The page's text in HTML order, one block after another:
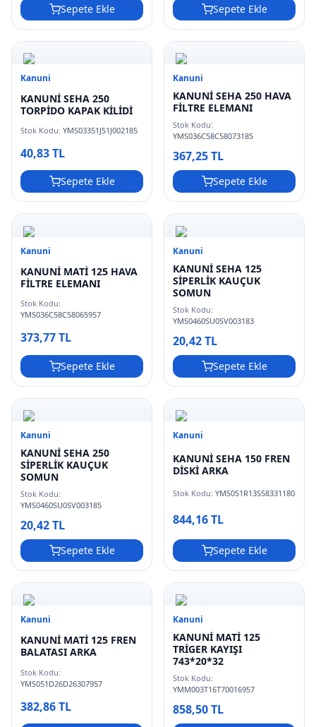
Sepete Ekle Sepete Ekle
Kanuni
KANUNİ SEHA 250
TORPİDO KAPAK KİLİDİ
Stok Kodu: YMS03351J51J002185
40,83 TL
Sepete Ekle
Kanuni
KANUNİ SEHA 250 HAVA
FİLTRE ELEMANI
Stok Kodu:
YMS036C58C58073185
367,25 TL
Sepete Ekle
Kanuni
KANUNİ MATİ 125 HAVA
FİLTRE ELEMANI
Stok Kodu:
YMS036C58C58065957
373,77 TL
Sepete Ekle
Kanuni
KANUNİ SEHA 125
SİPERLİK KAUÇUK
SOMUN
Stok Kodu:
YMS0460SU0SV003183
20,42 TL
Sepete Ekle
Kanuni
KANUNİ SEHA 250
SİPERLİK KAUÇUK
SOMUN
Stok Kodu:
YMS0460SU0SV003185
20,42 TL
Sepete Ekle
Kanuni
KANUNİ SEHA 150 FREN
DİSKİ ARKA
Stok Kodu: YMS051R13S58331180
844,16 TL
Sepete Ekle
Kanuni
KANUNİ MATİ 125 FREN
BALATASI ARKA
Stok Kodu:
YMS051D26D26307957
382,86 TL
Kanuni
KANUNİ MATİ 125
TRİGER KAYIŞI
743*20*32
Stok Kodu:
YMM003T16T70016957
858,50 TL